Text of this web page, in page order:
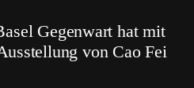
Gegenwart hat mit
von Cao Fei